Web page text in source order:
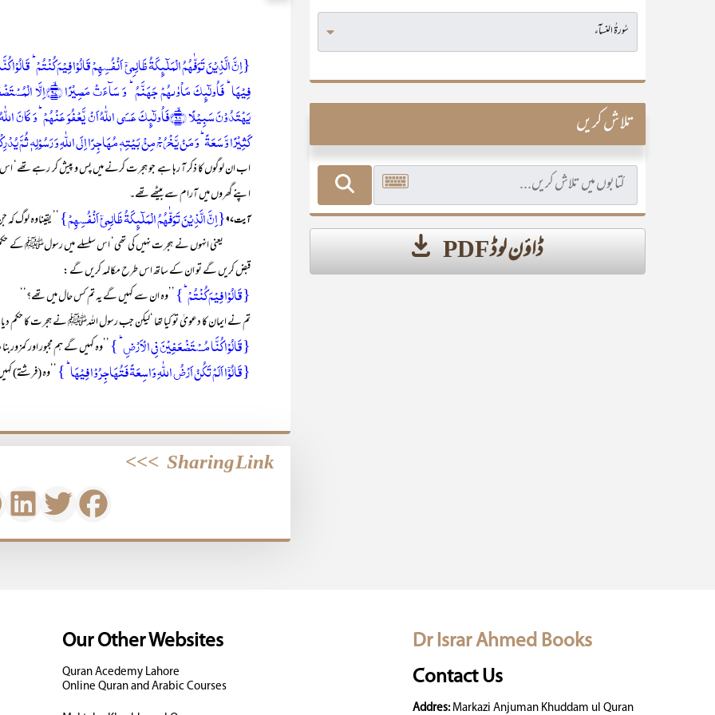
{اِنَّ الَّذِیۡنَ تَوَفّٰہُمُ الۡمَلٰٓئِکَۃُ ظَالِمِیۡۤ اَنۡفُسِہِمۡ قَالُوۡا فِیۡمَ کُنۡتُمۡ
فِیۡہَا ؕ فَاُولٰٓئِکَ
کَثِیۡرًا وَّ سَعَۃً ؕ وَ مَنۡ یَّخۡرُجۡ مِنۡۢ بَیۡتِہٖ مُہَاجِرًا اِلَی اللّٰہِ وَ رَسُوۡلِہٖ ثُمَّ یُدۡرِکۡہُ
اب ان لوگوں کا ذکر آ رہا ہے جو ہجرت کرنے میں پس و پیش کر رہے تھے‘ اس سلسلے
اپنے گھروں میں آرام سے بیٹھے تھے۔
آیت۹۷ {اِنَّ الَّذِیۡنَ تَوَفّٰہُمُ الۡمَلٰٓئِکَۃُ ظَالِمِیۡۤ اَنۡفُسِہِمۡ} ’’ یقیناوہ
یعنی انہوں نے ہجرت نہیں کی تھی‘ اس سلسلے میں رسولﷺ کے حکم
قبض کریں گے تو ان کے ساتھ اس طرح مکالمہ کریں گے :
{قَالُوۡا فِیۡمَ کُنۡتُمۡ ؕ} ’’وہ ان سے کہیں گے یہ تم کس حال میں تھے؟‘‘
تم نے ایمان کا دعویٰ تو کیا تھا ‘لیکن جب رسول اللہﷺ نے ہجرت کا حکم دیا
{قَالُوۡا کُنَّا مُسۡتَضۡعَفِیۡنَ فِی الۡاَرۡضِ ؕ } ’’وہ کہیں گے ہم مجبور اور
{قَالُوۡۤا اَلَمۡ تَکُنۡ اَرۡضُ اللّٰہِ وَاسِعَۃً فَتُہَاجِرُوۡا فِیۡہَا ؕ } ’’وہ (فرشتے)
Sharing Link
>>>
تلاش کریں
ڈاؤن لوڈ PDF
Dr Israr Ahmed Books
Contact Us
Addres:Markazi Anjuman Khuddam ul Quran
Our Other Websites
Quran Acedemy Lahore
Online Quran and Arabic Courses